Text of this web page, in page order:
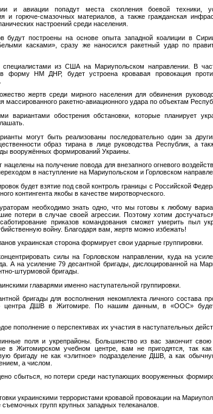
и авиации попадут места скопления боевой техники,
и горюче-смазочных материалов, а также гражданская
настроений среди населения.
построены на основе опыта западной коалиции в
касками», сразу же наносился ракетный удар по
специалистами из США на Мариупольском направлении. В
в форму НМ ДНР, будет устроена кровавая провокация
жертв среди мирного населения для обвинения
массированного ракетно-авиационного удара по объектам
вариантами обострения обстановки, которые планирует
могут быть реализованы последовательно один за
образ тирана в лице руководства Республик, а
вооружённых формирований Украины.
на получение повода для внезапного огневого
в наступление на Мариупольском и Горловском
будет взятие под свой контроль границы с Российской
контингента якобы в качестве миротворческого.
необходимо знать одно, что мы готовы к любому
потери в случае своей агрессии. Поэтому хотим
приказов командования сможет умерить пыл
войну. Благодаря вам, жертв можно избежать!
украинская сторона формирует свои ударные группировки.
силы на Горловском направлении, куда на
А на усиление 79 десантной бригады, дислоцированной на
штурмовой бригады.
главарями именно наступательной группировки.
бригады для восполнения некомплекта личного состава
центра ДШВ в Житомире. По нашим данным, в «ООС»
пополнение о перспективах их участия в наступательных
поля и укрепрайоны. Большинство из вас закончит
в Житомирском учебном центре, вам не пригодятся, так
бригаду не как «элитное» подразделение ДШВ, а как
а числом.
сбыться, но потери среди наступающих вооруженных
украинскими террористами кровавой провокации на
групп крупных западных телеканалов.